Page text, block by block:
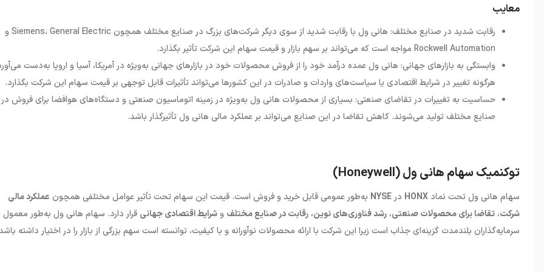
معایب
رقابت شدید در صنایع مختلف: هانی ول با رقابت شدید از سوی دیگر شرکت‌های بزرگ در صنایع مختلف همچون Siemens، General Electric و
Rockwell Automation مواجه است که می‌تواند بر سهم بازار و قیمت سهام این شرکت تأثیر بگذارد.
وابستگی به بازارهای جهانی: هانی ول عمده درآمد خود را از فروش محصولات خود در بازارهای جهانی به‌ویژه در آمریکا، آسیا و اروپا به‌دست
هرگونه تغییر در شرایط اقتصادی یا سیاست‌های واردات و صادرات در این کشورها می‌تواند تأثیرات قابل توجهی بر قیمت سهام این شرکت بگذارد.
حساسیت به تغییرات در تقاضای صنعتی: بسیاری از محصولات هانی ول به‌ویژه در زمینه اتوماسیون صنعتی و دستگاه‌های هوافضا برای فروش در
صنایع مختلف تولید می‌شوند. کاهش تقاضا در این صنایع می‌تواند بر عملکرد مالی هانی ول تأثیرگذار باشد.
توکنمیک سهام هانی ول (Honeywell)
سهام هانی ول تحت نماد HONX در NYSE به‌طور عمومی قابل خرید و فروش است. قیمت این سهام تحت تأثیر عوامل مختلفی همچون عملکرد مالی
شرکت، تقاضا برای محصولات صنعتی، رشد فناوری‌های نوین، رقابت در صنایع مختلف وشرایط اقتصادی جهانی قرار دارد. سهام هانی ول به‌طور معمول
سرمایه‌گذاران بلندمدت گزینه‌ای جذاب است زیرا این شرکت با ارائه محصولات نوآورانه و با کیفیت، توانسته است سهم بزرگی از بازار را در اختیار داشته